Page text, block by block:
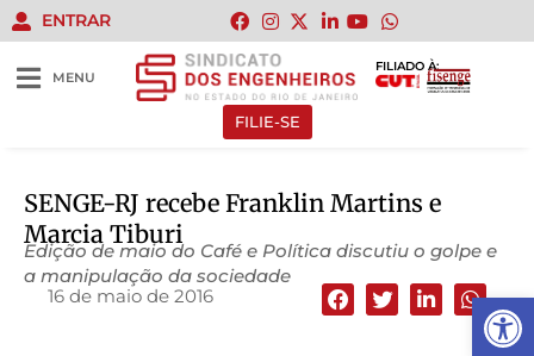
Abrir
ENTRAR
MENU
FILIADO À:
FILIE-SE
SENGE-RJ recebe Franklin Martins e
Marcia Tiburi
Edição de maio do Café e Política discutiu o golpe e
a manipulação da sociedade
16 de maio de 2016